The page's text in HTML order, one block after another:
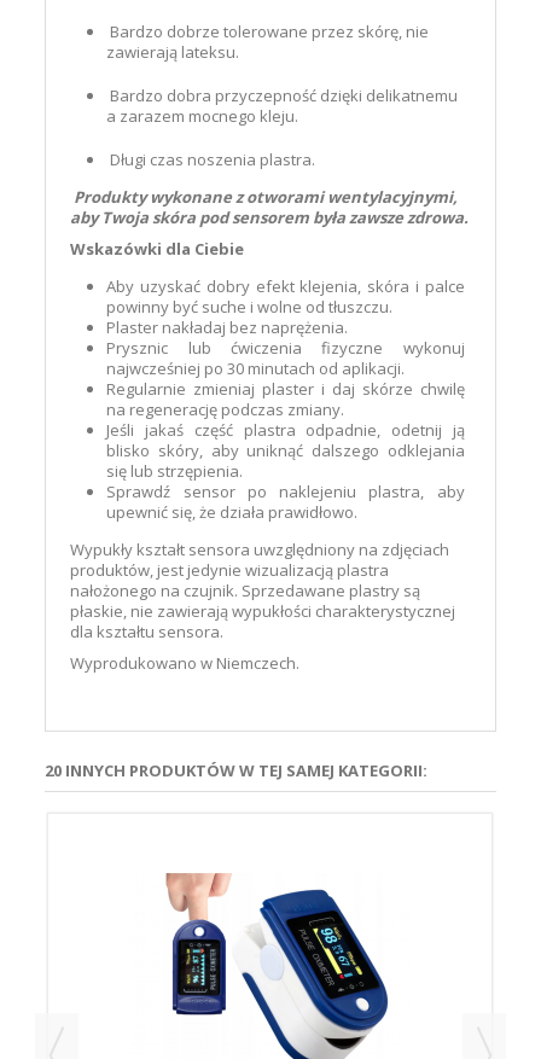
Bardzo dobrze tolerowane przez skórę, nie
zawierają lateksu.
Bardzo dobra przyczepność dzięki delikatnemu
a zarazem mocnego kleju.
Długi czas noszenia plastra.
Produkty wykonane z otworami wentylacyjnymi,
aby Twoja skóra pod sensorem była zawsze zdrowa.
Wskazówki dla Ciebie
Aby uzyskać dobry efekt klejenia, skóra i palce
powinny być suche i wolne od tłuszczu.
Plaster nakładaj bez naprężenia.
Prysznic lub ćwiczenia fizyczne wykonuj
najwcześniej po 30 minutach od aplikacji.
Regularnie zmieniaj plaster i daj skórze chwilę
na regenerację podczas zmiany.
Jeśli jakaś część plastra odpadnie, odetnij ją
blisko skóry, aby uniknąć dalszego odklejania
się lub strzępienia.
Sprawdź sensor po naklejeniu plastra, aby
upewnić się, że działa prawidłowo.
Wypukły kształt sensora uwzględniony na zdjęciach
produktów, jest jedynie wizualizacją plastra
nałożonego na czujnik. Sprzedawane plastry są
płaskie, nie zawierają wypukłości charakterystycznej
dla kształtu sensora.
Wyprodukowano w Niemczech.
20 INNYCH PRODUKTÓW W TEJ SAMEJ KATEGORII: